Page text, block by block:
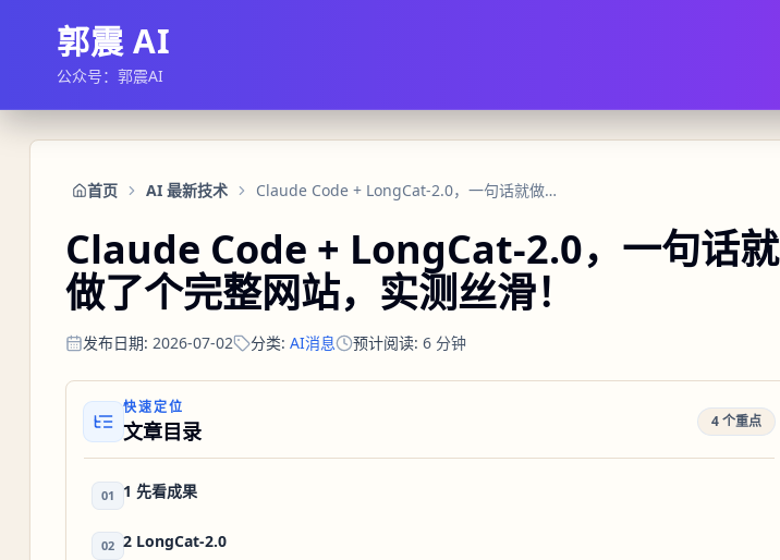
郭震 AI
公众号：郭震AI
首页 AI 最新技术 Claude Code + LongCat-2.0，一句话就做了个完整网站，实测丝滑！
Claude Code + LongCat-2.0，一句话就
做了个完整网站，实测丝滑！
发布日期: 2026-07-02 分类: AI消息 预计阅读: 6 分钟
快速定位
文章目录 4 个重点
01 1 先看成果
02 2 LongCat-2.0